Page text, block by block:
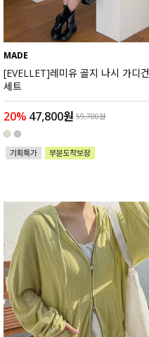
MADE
[EVELLET]레미유 골지 나시 가디건
세트
20% 47,800원 59,700원